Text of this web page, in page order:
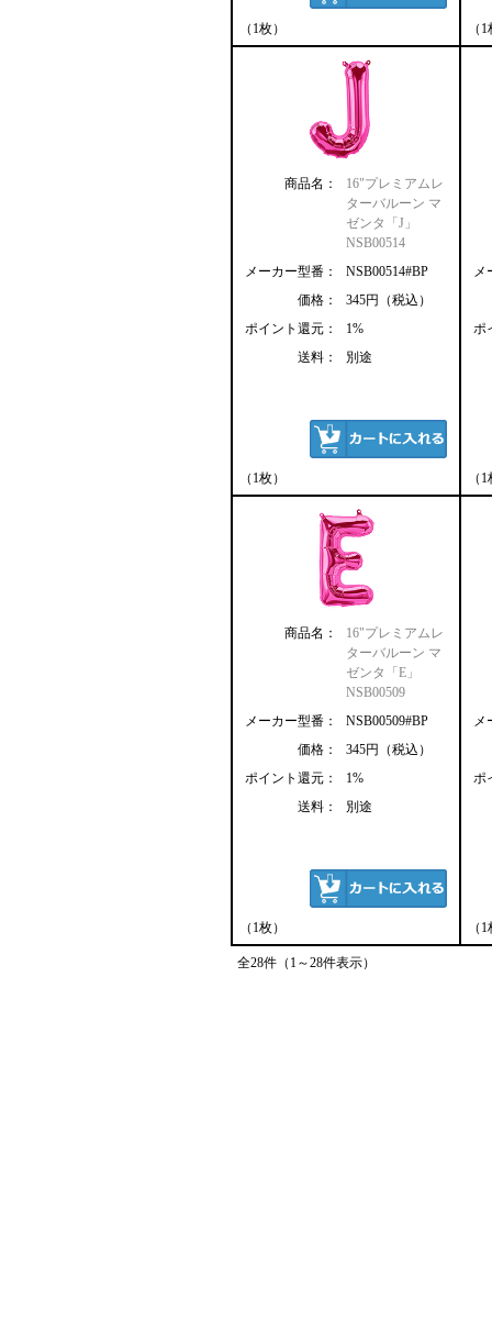
（1枚） （
商品名：
16"プレミアムレ
ターバルーン マ
ゼンタ「J」
NSB00514
メーカー型番：
NSB00514#BP
価格：
345円（税込）
ポイント還元：
1%
送料：
別途
（1枚）
メ
ポ
（
商品名：
16"プレミアムレ
ターバルーン マ
ゼンタ「E」
NSB00509
メーカー型番：
NSB00509#BP
価格：
345円（税込）
ポイント還元：
1%
送料：
別途
（1枚）
メ
ポ
（
全28件（1～28件表示）